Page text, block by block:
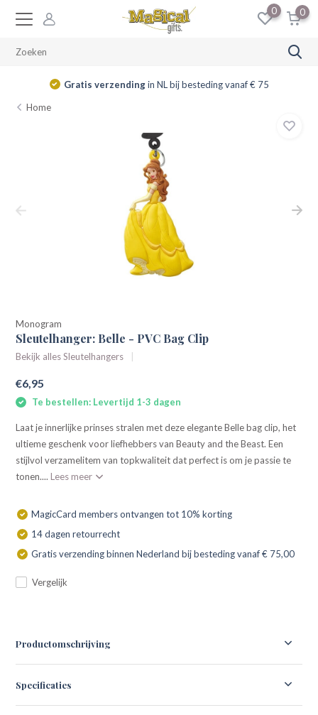
0 0
Gratis verzendingin NL bij besteding vanaf € 75
Home
Monogram
Sleutelhanger: Belle - PVC Bag Clip
Bekijk alles Sleutelhangers
€6,95
Te bestellen: Levertijd 1-3 dagen
Laat je innerlijke prinses stralen met deze elegante Belle bag clip, het
ultieme geschenk voor liefhebbers van Beauty and the Beast. Een
stijlvol verzamelitem van topkwaliteit dat perfect is om je passie te
tonen.... Lees meer
MagicCard members ontvangen tot 10% korting
14 dagen retourrecht
Gratis verzending binnen Nederland bij besteding vanaf € 75,00
Vergelijk
Productomschrijving
Specificaties